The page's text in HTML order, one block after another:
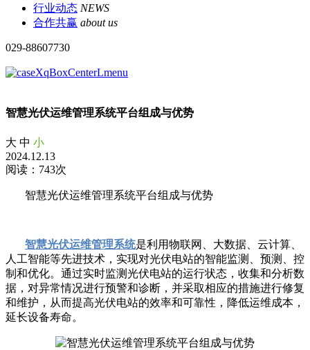
行业动态 NEWS
合作共赢 about us
029-88607730
智慧光伏运维管理系统平台组成与优势
大 中 小
2024.12.13
阅读：743次
智慧光伏运维管理系统平台组成与优势
智慧光伏运维管理系统是利用物联网、大数据、云计算、
人工智能等先进技术，实现对光伏电站的智能监测、预测、控
制和优化。通过实时监测光伏电站的运行状态，收集和分析数
据，对异常情况进行预警和诊断，并采取相应的措施进行修复
和维护，从而提高光伏电站的效率和可靠性，降低运维成本，
延长设备寿命。